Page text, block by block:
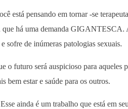
está pensando em tornar -se
que há uma demanda GIGANTESCA.
sofre de inúmeras patologias sexuais.
o futuro será auspicioso para aqueles
bem estar e saúde para os outros.
ainda é um trabalho que está em